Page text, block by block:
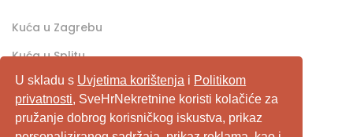
U skladu s Uvjetima korištenja i Politikom
privatnosti, SveHrNekretnine koristi kolačiće za
pružanje dobrog korisničkog iskustva, prikaz
Kuća u Zagrebu
Kuća u Splitu
Kuća u Rijeci
SveHrNekretnine.com predstavlja sveobuhvatan